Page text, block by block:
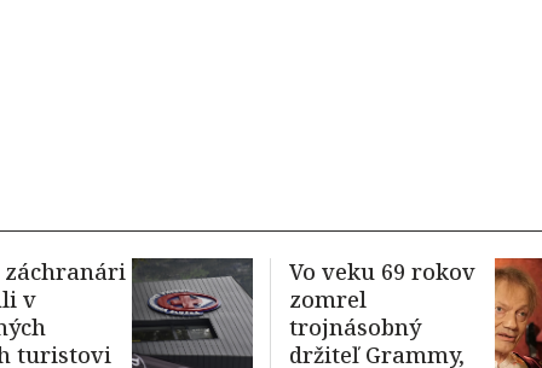
v
turistovi
Vo veku 69 rokov
zomrel
trojnásobný
držiteľ Grammy,